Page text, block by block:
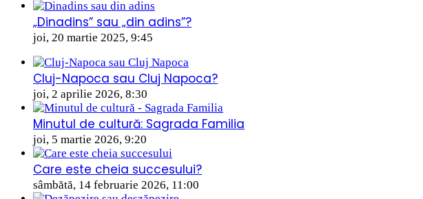
„Dinadins” sau „din adins”?
joi, 20 martie 2025, 9:45
Cluj-Napoca sau Cluj Napoca?
joi, 2 aprilie 2026, 8:30
Minutul de cultură: Sagrada Familia
joi, 5 martie 2026, 9:20
Care este cheia succesului?
sâmbătă, 14 februarie 2026, 11:00